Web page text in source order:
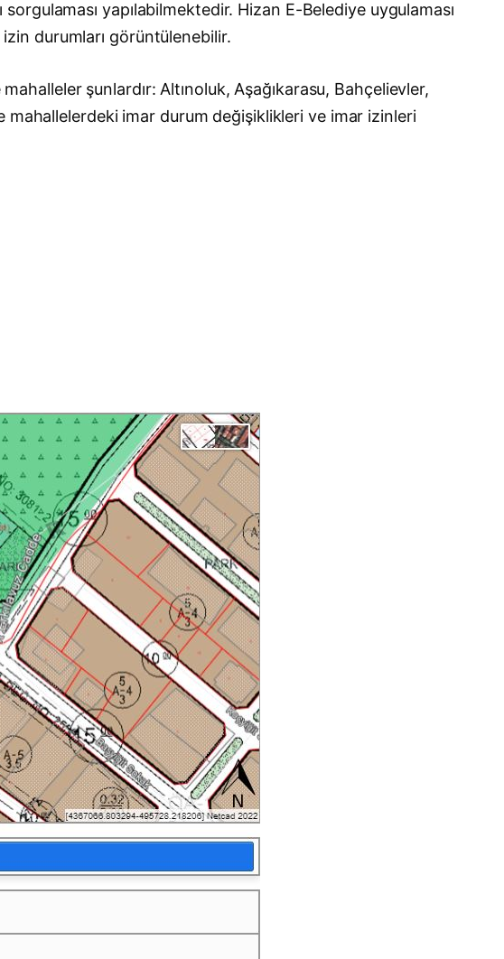
yapılabilmektedir. Hizan E-Belediye uygulaması
izin durumları görüntülenebilir.
şunlardır: Altınoluk, Aşağıkarasu, Bahçelievler,
mahallelerdeki imar durum değişiklikleri ve imar izinleri